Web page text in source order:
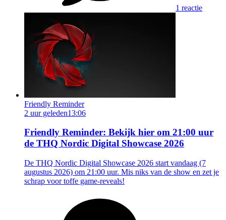
1 reactie
Friendly Reminder
2 uur geleden13:06
Friendly Reminder: Bekijk hier om 21:00 uur
de THQ Nordic Digital Showcase 2026
De THQ Nordic Digital Showcase 2026 start vandaag (7
augustus 2026) om 21:00 uur. Mis niks van de show en zet je
schrap voor toffe game-reveals!